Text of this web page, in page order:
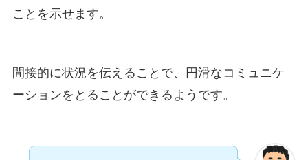
ことを示せます。
間接的に状況を伝えることで、円滑なコミュニケ
ーションをとることができるようです。